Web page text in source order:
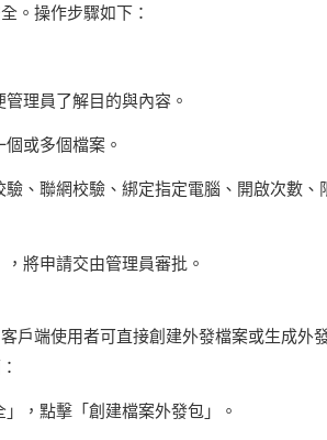
。操作步驟如下：
理員了解目的與內容。
或多個檔案。
、聯網校驗、綁定指定電腦、開啟次數、
將申請交由管理員審批。
戶端使用者可直接創建外發檔案或生成外
，點擊「創建檔案外發包」。